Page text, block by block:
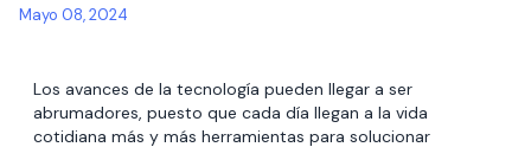
Mayo 08, 2024
Los avances de la tecnología pueden llegar a ser
abrumadores, puesto que cada día llegan a la vida
cotidiana más y más herramientas para solucionar